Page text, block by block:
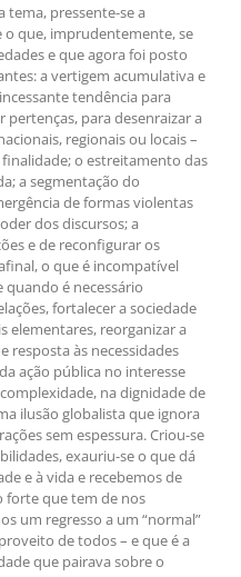
tema, pressente-se a
o que, imprudentemente, se
e que agora foi posto
a vertigem acumulativa e
tendência para
para desenraizar a
regionais ou locais –
finalidade; o estreitamento das
a segmentação do
de formas violentas
dos discursos; a
e de reconfigurar os
o que é incompatível
é necessário
fortalecer a sociedade
elementares, reorganizar a
resposta às necessidades
ação pública no interesse
na dignidade de
ilusão globalista que ignora
sem espessura. Criou-se
exauriu-se o que dá
e à vida e recebemos de
forte que tem de nos
um regresso a um “normal”
de todos – e que é a
que pairava sobre o